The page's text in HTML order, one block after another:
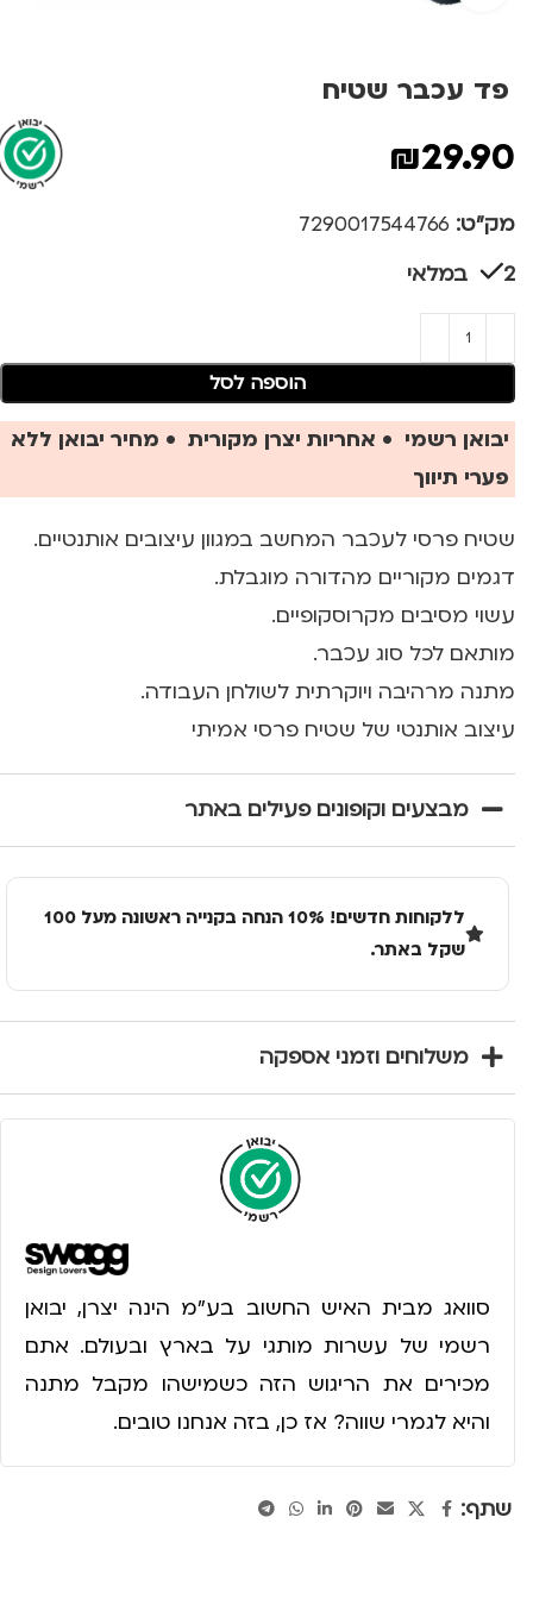
פד עכבר שטיח
₪29.90
מק"ט: 7290017544766
2 במלאי
הוספה לסל
יבואן רשמי • אחריות יצרן מקורית • מחיר יבואן ללא
פערי תיווך
שטיח פרסי לעכבר המחשב במגוון עיצובים אותנטיים.
דגמים מקוריים מהדורה מוגבלת.
עשוי מסיבים מקרוסקופיים.
מותאם לכל סוג עכבר.
מתנה מרהיבה ויוקרתית לשולחן העבודה.
עיצוב אותנטי של שטיח פרסי אמיתי
מבצעים וקופונים פעילים באתר
ללקוחות חדשים! 10% הנחה בקנייה ראשונה מעל 100
שקל באתר.
משלוחים וזמני אספקה
סוואג מבית האיש החשוב בע״מ הינה יצרן, יבואן
רשמי של עשרות מותגי על בארץ ובעולם. אתם
מכירים את הריגוש הזה כשמישהו מקבל מתנה
והיא לגמרי שווה? אז כן, בזה אנחנו טובים.
שתף: